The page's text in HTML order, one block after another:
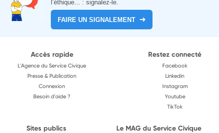
l’éthique... : signalez-le.
FAIRE UN SIGNALEMENT
Accès rapide
L'Agence du Service Civique
Presse & Publication
Connexion
Besoin d'aide ?
Restez connecté
Facebook
Linkedin
Instagram
Youtube
TikTok
Sites publics Le MAG du Service Civique